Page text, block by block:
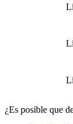
¿Es posible que